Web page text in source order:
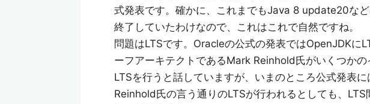
式発表です。確かに、これまでもJava 8 update20な
終了していたわけなので、これはこれで自然ですね。
問題はLTSです。Oracleの公式の発表ではOpenJDKに
ーフアーキテクトであるMark Reinhold氏がいくつか
LTSを行うと話していますが、いまのところ公式発表
Reinhold氏の言う通りのLTSが行われるとしても、